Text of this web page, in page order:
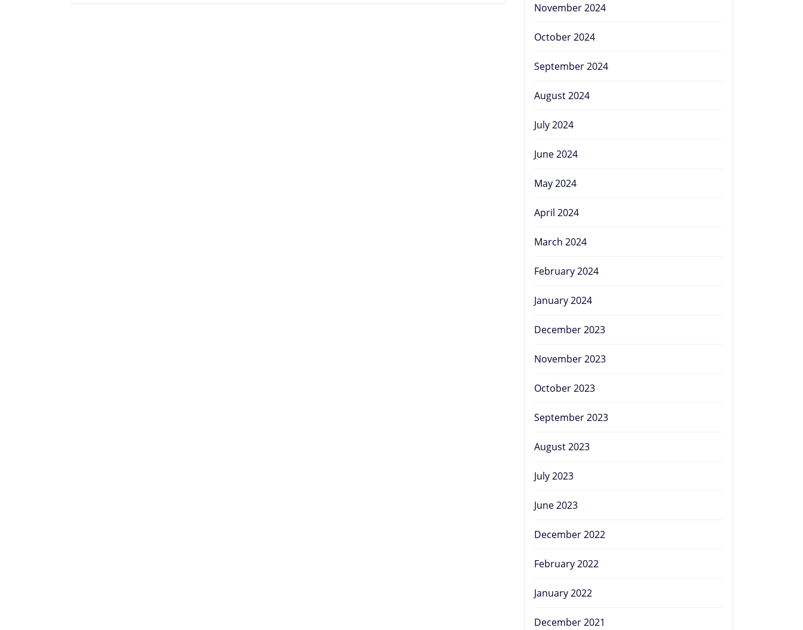
November 2024
October 2024
September 2024
August 2024
July 2024
June 2024
May 2024
April 2024
March 2024
February 2024
January 2024
December 2023
November 2023
October 2023
September 2023
August 2023
July 2023
June 2023
December 2022
February 2022
January 2022
December 2021